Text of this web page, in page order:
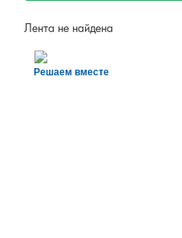
Лента не найдена
Решаем вместе